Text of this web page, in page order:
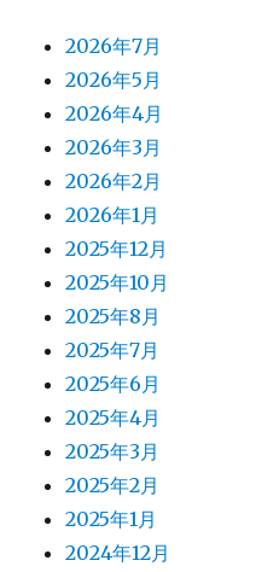
2026年7月
2026年5月
2026年4月
2026年3月
2026年2月
2026年1月
2025年12月
2025年10月
2025年8月
2025年7月
2025年6月
2025年4月
2025年3月
2025年2月
2025年1月
2024年12月